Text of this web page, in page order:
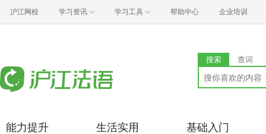
沪江网校 学习资讯 学习工具 帮助中心 企业培训
搜索 查词
能力提升 生活实用 基础入门